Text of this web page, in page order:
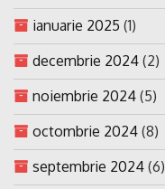
ianuarie 2025 (1)
decembrie 2024 (2)
noiembrie 2024 (5)
octombrie 2024 (8)
septembrie 2024 (6)